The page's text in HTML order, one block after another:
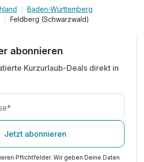
im Sauna- und Ruhebereich
Nutzung des ÖPNV
Baden-Württemberg
Feldberg (Schwarzwald)
abonnieren
Kurzurlaub-Deals direkt in
Jetzt abonnieren
Pflichtfelder. Wir geben Deine Daten